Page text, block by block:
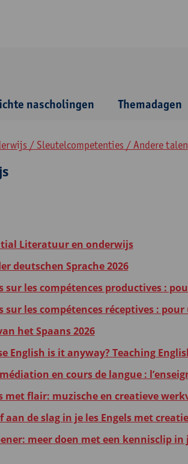
nascholingen Themadagen
/ Sleutelcompetenties / Andere talen
Literatuur en onderwijs
deutschen Sprache 2026
sur les compétences productives :
sur les compétences réceptives :
het Spaans 2026
English is it anyway? Teaching
en cours de langue :
met flair: muzische en creatieve
aan de slag in je les Engels met
meer doen met een kennisclip